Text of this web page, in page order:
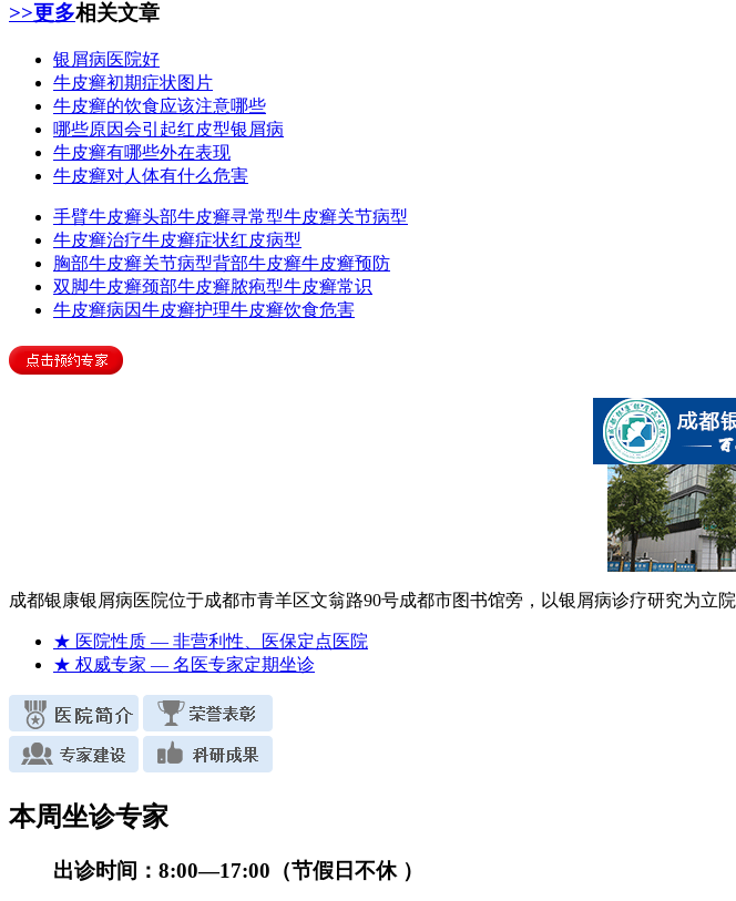
>>更多相关文章
银屑病医院好
牛皮癣初期症状图片
牛皮癣的饮食应该注意哪些
哪些原因会引起红皮型银屑病
牛皮癣有哪些外在表现
牛皮癣对人体有什么危害
手臂牛皮癣头部牛皮癣寻常型牛皮癣关节病型
牛皮癣治疗牛皮癣症状红皮病型
胸部牛皮癣关节病型背部牛皮癣牛皮癣预防
双脚牛皮癣颈部牛皮癣脓疱型牛皮癣常识
牛皮癣病因牛皮癣护理牛皮癣饮食危害
成都银康银屑病医院位于成都市青羊区文翁路90号成都市图书馆旁，以银屑病诊疗研究为
★ 医院性质 — 非营利性、医保定点医院
★ 权威专家 — 名医专家定期坐诊
本周坐诊专家
出诊时间： 8:00—17:00（节假日不休 ）